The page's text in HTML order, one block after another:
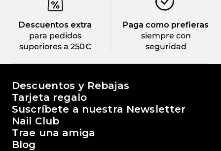
Descuentos extra
para pedidos
superiores a 250€
Paga como prefieras
siempre con
seguridad
El mundo de Passione Beauty
Descuentos y Rebajas
Tarjeta regalo
Suscríbete a nuestra Newsletter
Nail Club
Trae una amiga
Blog